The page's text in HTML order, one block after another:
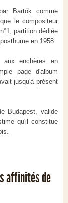
Bartók comme
le compositeur
partition dédiée
en 1958.
enchères en
page d'album
jusqu'à présent
Budapest, valide
qu'il constitue
affinités de